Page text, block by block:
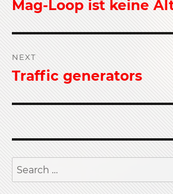
Previous
post:
Mag-Loop ist keine
NEXT
Next
post:
Traffic generators
Search
for: